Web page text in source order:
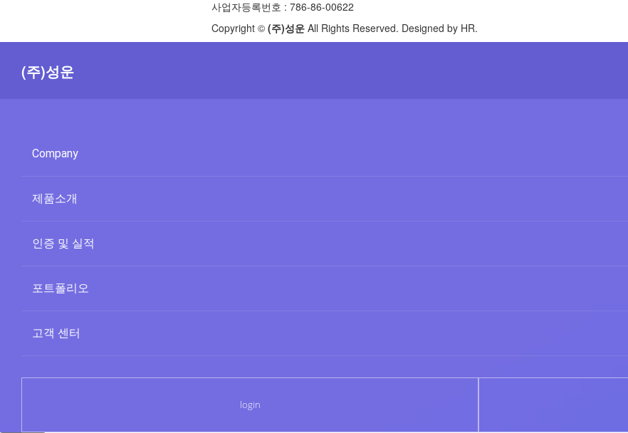
사업자등록번호 : 786-86-00622
Copyright © (주)성운 All Rights Reserved. Designed by HR.
(주)성운
Company
제품소개
인증 및 실적
포트폴리오
고객 센터
login